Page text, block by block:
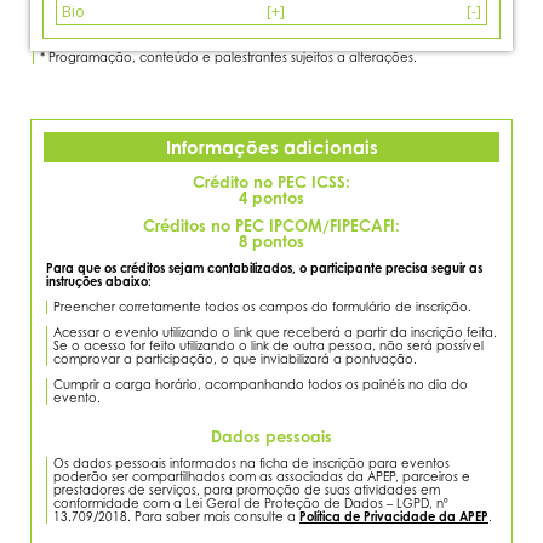
Bio [+] [-]
Atuando como Diretor de Investimentos do Fundo de Pensão da Rhodia,
acumula mais de 15 anos de experiência na gestão de ativos, riscos e
operações financeiras em entidades de grande porte, destacando-se na
cenários para tomada de decisões estratégicas.
Com sólida formação acadêmica e extensa experiência na área financeira, é
Economista graduado pela PUC Minas, com especializações relevantes,
incluindo MBA em Gestão de Projetos e MBA em Finanças e Controladoria
* Programação, conteúdo e palestrantes sujeitos a alterações.
Informações adicionais
Crédito no PEC ICSS:
4 pontos
Créditos no PEC IPCOM/FIPECAFI:
8 pontos
Para que os créditos sejam contabilizados, o participante precisa seguir as
instruções abaixo:
Preencher corretamente todos os campos do formulário de inscrição.
Acessar o evento utilizando o link que receberá a partir da inscrição feita.
Se o acesso for feito utilizando o link de outra pessoa, não será possível
comprovar a participação, o que inviabilizará a pontuação.
Cumprir a carga horário, acompanhando todos os painéis no dia do
evento.
Dados pessoais
Os dados pessoais informados na ficha de inscrição para eventos
poderão ser compartilhados com as associadas da APEP, parceiros e
prestadores de serviços, para promoção de suas atividades em
conformidade com a Lei Geral de Proteção de Dados – LGPD, nº
13.709/2018. Para saber mais consulte a Política de Privacidade da APEP.